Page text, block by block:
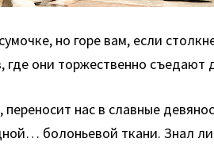
но горе вам, если
они торжественно съедают
нас в славные
болоньевой ткани. Знал